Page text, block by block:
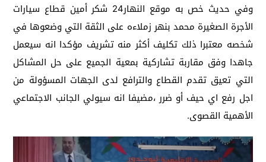
وفي حديث خص به موقع النهار24 شكر أمين قطاع سيارات
الأجرة الصغيرة محمد بنهر زملاءه على الثقة التي وضعوها في
شخصه معتبرا ذلك تكليف أكثر منه تشريف مؤكدا انه سيعمل
جاهدا وفق مقاربة تشاركية بمعية الجميع على حل المشاكل
التي تعيق تقدم القطاع والترافع لدى الجهات المسؤولة من
اجل رفع اي حيف أو ضرر ،مضيفا انه سيولي الجانب الاجتماعي
الأهمية القصوى.